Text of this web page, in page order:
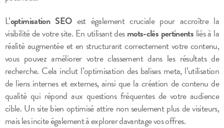
L’optimisation SEOest également cruciale pour accroître la
visibilité de votre site. En utilisant desmots-clés pertinents liés à la
réalité augmentée et en structurant correctement votre contenu,
vous pouvez améliorer votre classement dans les résultats de
recherche. Cela inclut l’optimisation des balises meta, l’utilisation
de liens internes et externes, ainsi que la création de contenu de
qualité qui répond aux questions fréquentes de votre audience
cible. Un site bien optimisé attire non seulement plus de visiteurs,
mais les incite également à explorer davantage vos offres.